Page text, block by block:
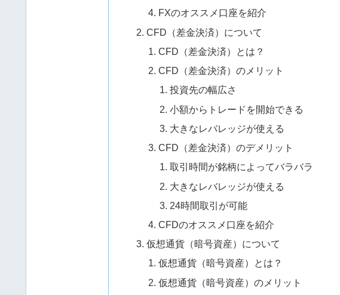
FXのオススメ口座を紹介
CFD（差金決済）について
CFD（差金決済）とは？
CFD（差金決済）のメリット
投資先の幅広さ
小額からトレードを開始できる
大きなレバレッジが使える
CFD（差金決済）のデメリット
取引時間が銘柄によってバラバラ
大きなレバレッジが使える
24時間取引が可能
CFDのオススメ口座を紹介
仮想通貨（暗号資産）について
仮想通貨（暗号資産）とは？
仮想通貨（暗号資産）のメリット